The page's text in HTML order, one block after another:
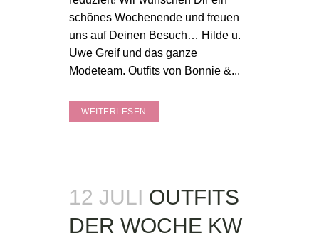
schönes Wochenende und freuen
uns auf Deinen Besuch… Hilde u.
Uwe Greif und das ganze
Modeteam. Outfits von Bonnie &...
WEITERLESEN
12 JULI OUTFITS
DER WOCHE KW